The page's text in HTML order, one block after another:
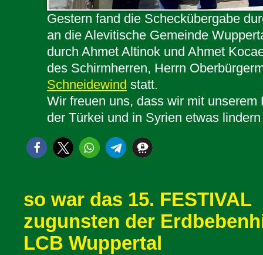
Gestern fand die Scheckübergabe
an die Alevitische Gemeinde
durch Ahmet Altinok und Ahmet
des Schirmherren, Herrn
Schneidewind statt.
Wir freuen uns, dass wir mit unserem
der Türkei und in Syrien etwas
so war das 15. FESTIVAL
zugunsten der
LCB Wuppertal